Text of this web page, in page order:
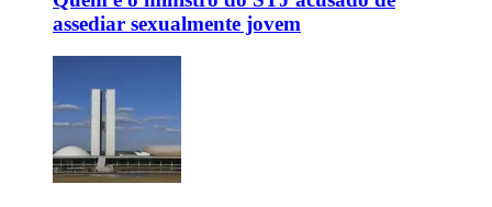
assediar sexualmente jovem